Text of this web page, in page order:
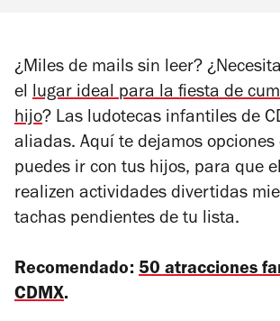
¿Miles de mails sin leer?
el lugar ideal para la fiesta de
hijo? Las ludotecas infantiles de
aliadas. Aquí te dejamos opciones
puedes ir con tus hijos, para que
realizen actividades divertidas
tachas pendientes de tu lista.
Recomendado: 50 atracciones
CDMX.